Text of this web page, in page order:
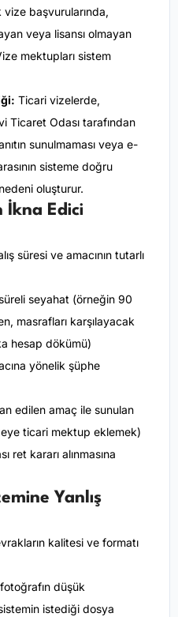
vize başvurularında,
veya lisansı olmayan
mektupları sistem
Ticari vizelerde,
Ticaret Odası tarafından
sunulmaması veya e-
sisteme doğru
oluşturur.
İkna Edici
süresi ve amacının tutarlı
seyahat (örneğin 90
masrafları karşılayacak
hesap dökümü)
yönelik şüphe
edilen amaç ile sunulan
ticari mektup eklemek)
ret kararı alınmasına
Yanlış
kalitesi ve formatı
düşük
istediği dosya